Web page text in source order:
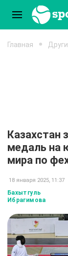
Главная
Казахстан
медаль на
мира по
18 января 2025, 11:37
Бахытгуль
Ибрагимова